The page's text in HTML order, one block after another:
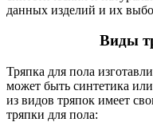
данных изделий и их
Виды
Тряпка для пола
может быть синтетика
из видов тряпок имеет
тряпки для пола: